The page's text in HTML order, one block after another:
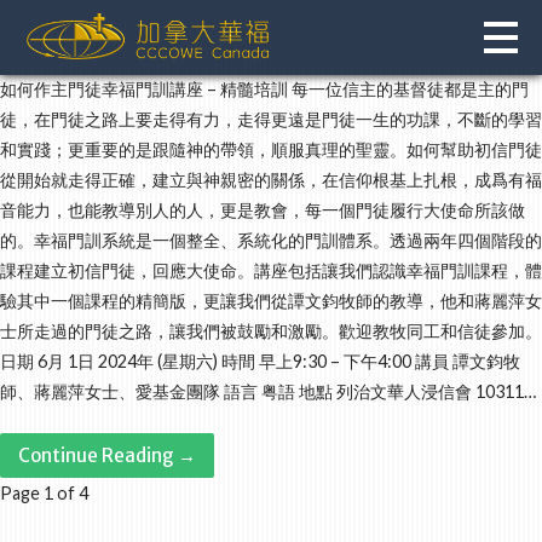
content
如何作主門徒幸福門訓講座 – 精髓培訓 每一位信主的基督徒都是主的門
徒，在門徒之路上要走得有力，走得更遠是門徒一生的功課，不斷的學習
和實踐；更重要的是跟隨神的帶領，順服真理的聖靈。如何幫助初信門徒
從開始就走得正確，建立與神親密的關係，在信仰根基上扎根，成爲有福
音能力，也能教導別人的人，更是教會，每一個門徒履行大使命所該做
的。幸福門訓系統是一個整全、系統化的門訓體系。透過兩年四個階段的
課程建立初信門徒，回應大使命。講座包括讓我們認識幸福門訓課程，體
驗其中一個課程的精簡版，更讓我們從譚文鈞牧師的教導，他和蔣麗萍女
士所走過的門徒之路，讓我們被鼓勵和激勵。歡迎教牧同工和信徒參加。
日期 6月 1日 2024年 (星期六) 時間 早上9:30 – 下午4:00 講員 譚文鈞牧
師、蔣麗萍女士、愛基金團隊 語言 粤語 地點 列治文華人浸信會 10311…
Continue Reading →
Post
Page 1 of 4